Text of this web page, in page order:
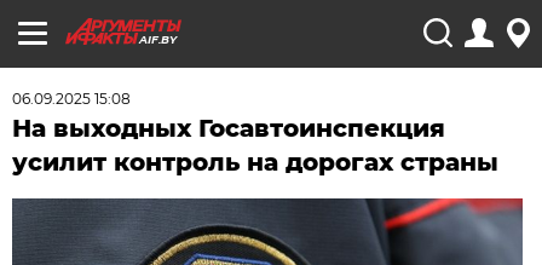
AIF.BY
06.09.2025 15:08
На выходных Госавтоинспекция
усилит контроль на дорогах страны